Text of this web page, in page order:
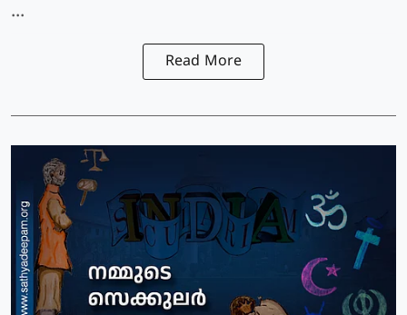
...
Read More